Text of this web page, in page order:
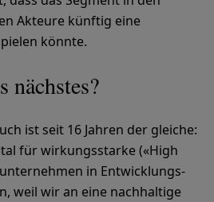
Akteure künftig eine
könnte.
nächstes?
ist seit 16 Jahren der gleiche:
für wirkungsstarke («High
in Entwicklungs-
weil wir an eine nachhaltige